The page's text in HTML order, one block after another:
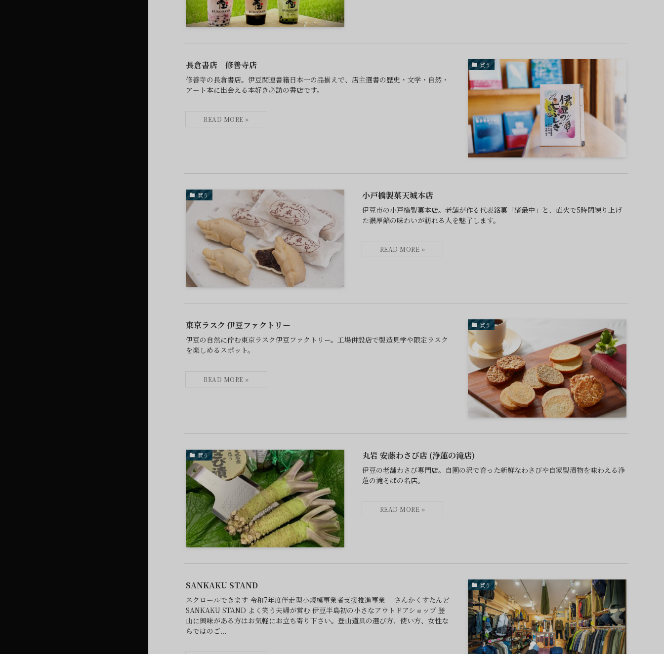
買う
長倉書店 修善寺店
修善寺の長倉書店。伊豆関連書籍日本一の品揃えで、店主選書の歴史・文学・自然・
アート本に出会える本好き必訪の書店です。
買う 小戸橋製菓天城本店
伊豆市の小戸橋製菓本店。老舗が作る代表銘菓「猪最中」と、直火で5時間練り上げ
た濃厚餡の味わいが訪れる人を魅了します。
買う
東京ラスク 伊豆ファクトリー
伊豆の自然に佇む東京ラスク伊豆ファクトリー。工場併設店で製造見学や限定ラスク
を楽しめるスポット。
買う 丸岩 安藤わさび店 (浄蓮の滝店)
伊豆の老舗わさび専門店。自園の沢で育った新鮮なわさびや自家製漬物を味わえる浄
蓮の滝そばの名店。
買う
SANKAKU STAND
スクロールできます 令和7年度伴走型小規模事業者支援推進事業 さんかくすたんど
SANKAKU STAND よく笑う夫婦が営む 伊豆半島初の小さなアウトドアショップ 登
山に興味がある方はお気軽にお立ち寄り下さい。登山道具の選び方、使い方、女性な
らではのご...